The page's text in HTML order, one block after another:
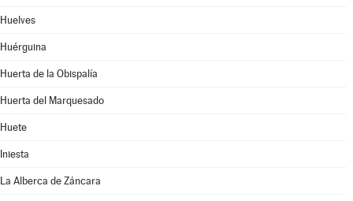
Huelves
Huérguina
Huerta de la Obispalía
Huerta del Marquesado
Huete
Iniesta
La Alberca de Záncara